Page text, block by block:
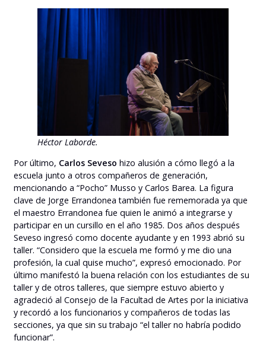
Héctor Laborde.
Por último, Carlos Seveso hizo alusión a cómo llegó a la
escuela junto a otros compañeros de generación,
mencionando a “Pocho” Musso y Carlos Barea. La figura
clave de Jorge Errandonea también fue rememorada ya que
el maestro Errandonea fue quien le animó a integrarse y
participar en un cursillo en el año 1985. Dos años después
Seveso ingresó como docente ayudante y en 1993 abrió su
taller. “Considero que la escuela me formó y me dio una
profesión, la cual quise mucho”, expresó emocionado. Por
último manifestó la buena relación con los estudiantes de su
taller y de otros talleres, que siempre estuvo abierto y
agradeció al Consejo de la Facultad de Artes por la iniciativa
y recordó a los funcionarios y compañeros de todas las
secciones, ya que sin su trabajo “el taller no habría podido
funcionar”.